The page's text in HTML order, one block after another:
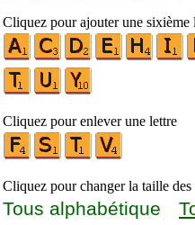
Cliquez pour ajouter une sixième
Cliquez pour enlever une lettre
Cliquez pour changer la taille des
Tous alphabétique